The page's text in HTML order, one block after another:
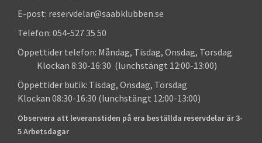
E-post: reservdelar@saabklubben.se
Telefon: 054-527 35 50
Öppettider telefon: Måndag, Tisdag, Onsdag, Torsdag
Klockan 8:30-16:30 (lunchstängt 12:00-13:00)
Öppettider butik: Tisdag, Onsdag, Torsdag
Klockan 08:30-16:30 (lunchstängt 12:00-13:00)
Observera att leveranstiden på era beställda reservdelar är 3-
5 Arbetsdagar